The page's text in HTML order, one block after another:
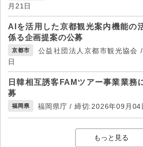
月21日
AIを活用した京都観光案内機能の
係る企画提案の公募
京都市
公益社団法人京都市観光協会
日
日韓相互誘客FAMツアー事業業務
募
福岡県 福岡県庁 / 締切:2026年09月04
もっと見る